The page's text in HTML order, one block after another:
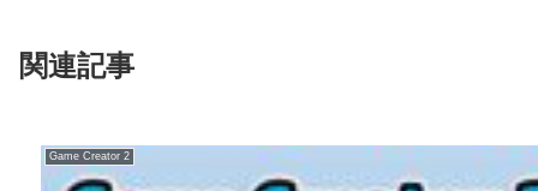
関連記事
Game Creator 2